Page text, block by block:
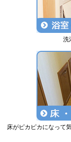
洗
床がピカピカになって